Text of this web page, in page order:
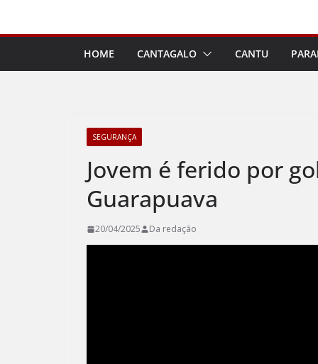
conteúdo
HOME CANTAGALO CANTU
SEGURANÇA
Jovem é ferido por
Guarapuava
20/04/2025 Da redação